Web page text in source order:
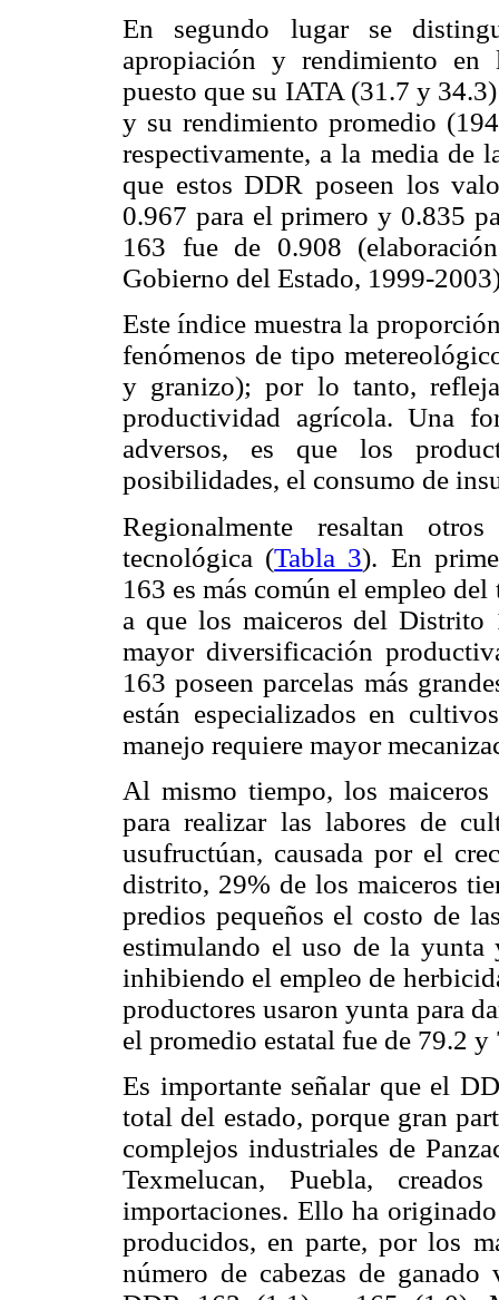
En segundo lugar se
apropiación y rendimiento
puesto que su IATA (31.7 y
y su rendimiento promedio
respectivamente, a la media de
que estos DDR poseen los
0.967 para el primero y 0.835
163 fue de 0.908
Gobierno del Estado, 1999-
Este índice muestra la
fenómenos de tipo
y granizo); por lo tanto,
productividad agrícola. Una
adversos, es que los
posibilidades, el consumo de
Regionalmente resaltan
tecnológica (Tabla 3). En
163 es más común el empleo
a que los maiceros del Distrito
mayor diversificación
163 poseen parcelas más
están especializados en
manejo requiere mayor
Al mismo tiempo, los
para realizar las labores de
usufructúan, causada por el
distrito, 29% de los maiceros
predios pequeños el costo de
estimulando el uso de la yunta
inhibiendo el empleo de
productores usaron yunta para
el promedio estatal fue de 79.2
Es importante señalar que el
total del estado, porque gran
complejos industriales de
Texmelucan, Puebla,
importaciones. Ello ha
producidos, en parte, por los
número de cabezas de